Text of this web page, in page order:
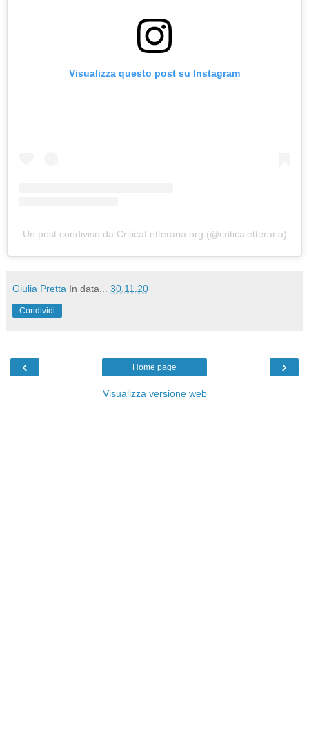
Visualizza questo post su Instagram
Un post condiviso da CriticaLetteraria.org (@criticaletteraria)
Giulia Pretta In data... 30.11.20
Condividi
‹ ›
Home page
Visualizza versione web